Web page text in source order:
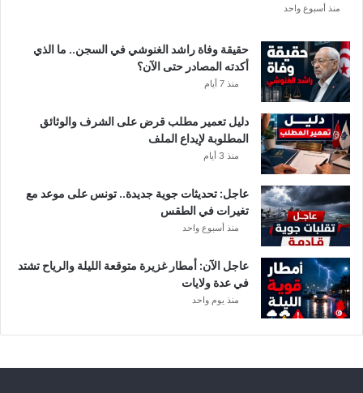
منذ أسبوع واحد
حقيقة وفاة راشد الغنوشي في السجن.. ما الذي
أكدته المصادر حتى الآن؟
منذ 7 أيام
دليل تعمير مطلب قرض على الشرف والوثائق
المطلوبة لإيداع الملف
منذ 3 أيام
عاجل: تحديثات جوية جديدة.. تونس على موعد مع
تغيرات في الطقس
منذ أسبوع واحد
عاجل الآن: أمطار غزيرة متوقعة الليلة والرياح تشتد
في عدة ولايات
منذ يوم واحد